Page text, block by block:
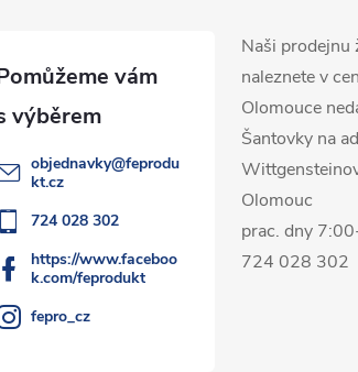
objednavky@feprodu
kt.cz
724 028 302
https://www.faceboo
k.com/feprodukt
fepro_cz
Naši prodejnu
naleznete v
Olomouce
Šantovky na
Olomouc
prac. dny
724 028 302